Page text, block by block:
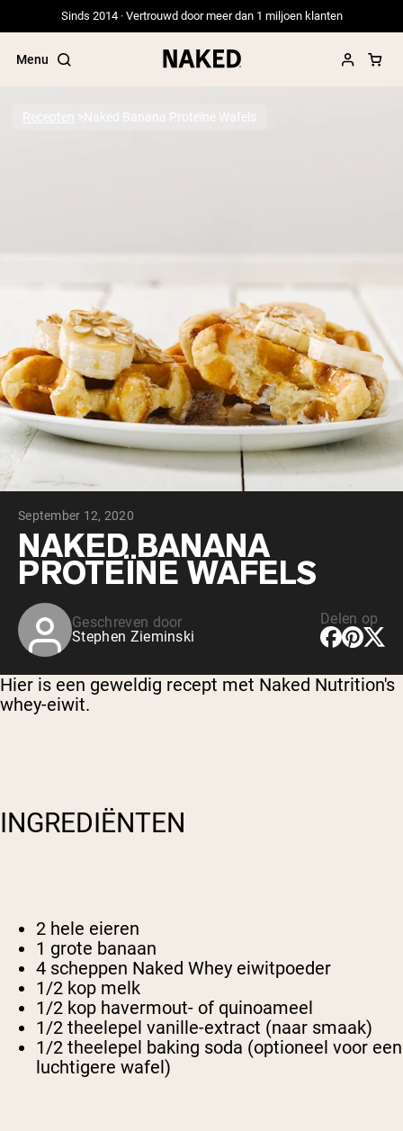
Sinds 2014 · Vertrouwd door meer dan 1 miljoen klanten
Menu
”Micellar Casein“
PROTEIN POWDERSBest Seller
Erwteneiwit
Grasgevoerd Wei Eiwit Poeder
Collageenpeptiden
Chocolade Grasgevoerde Wei
Vanille grasgevoerde wei
Weidegevoerde wei
Shop All Protein Powders
VEGAN PROTEIN
Erwteneiwit
Shop All Vegan Protein
Recepten Naked Banana Proteïne Wafels
September 12, 2020
NAKED BANANA
PROTEÏNE WAFELS
Geschreven door
Stephen Zieminski
Delen op
Hier is een geweldig recept met Naked Nutrition's
whey-eiwit.
INGREDIËNTEN
2 hele eieren
1 grote banaan
4 scheppen Naked Whey eiwitpoeder
1/2 kop melk
1/2 kop havermout- of quinoameel
1/2 theelepel vanille-extract (naar smaak)
1/2 theelepel baking soda (optioneel voor een
luchtigere wafel)